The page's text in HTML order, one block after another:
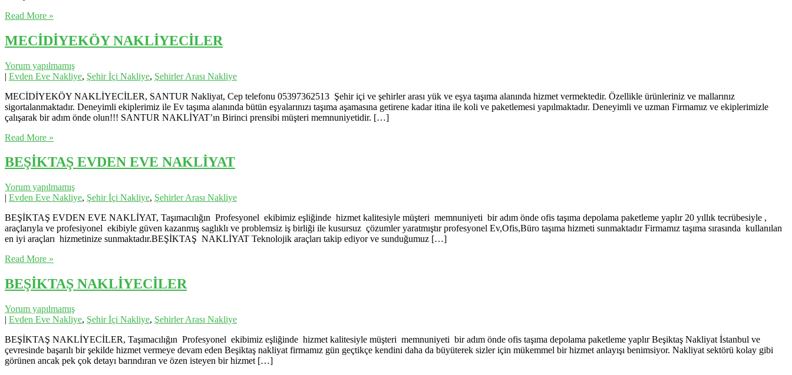
Read More »
MECİDİYEKÖY NAKLİYECİLER
Yorum yapılmamış
| Evden Eve Nakliye, Şehir İçi Nakliye, Şehirler Arası Nakliye
MECİDİYEKÖY NAKLİYECİLER, SANTUR Nakliyat, Cep telefonu 05397362513 Şehir içi ve şehirler arası yük ve eşya taşıma alanında hizmet vermektedir. Özellikle ürünleriniz ve mallarınız
sigortalanmaktadır. Deneyimli ekiplerimiz ile Ev taşıma alanında bütün eşyalarınızı taşıma aşamasına getirene kadar itina ile koli ve paketlemesi yapılmaktadır. Deneyimli ve uzman Firmamız ve ekiplerimizle
çalışarak bir adım önde olun!!! SANTUR NAKLİYAT’ın Birinci prensibi müşteri memnuniyetidir. […]
Read More »
BEŞİKTAŞ EVDEN EVE NAKLİYAT
Yorum yapılmamış
| Evden Eve Nakliye, Şehir İçi Nakliye, Şehirler Arası Nakliye
BEŞİKTAŞ EVDEN EVE NAKLİYAT, Taşımacılığın Profesyonel ekibimiz eşliğinde hizmet kalitesiyle müşteri memnuniyeti bir adım önde ofis taşıma depolama paketleme yaplır 20 yıllık tecrübesiyle ,
araçlarıyla ve profesiyonel ekibiyle güven kazanmış saglıklı ve problemsiz iş birliği ile kusursuz çözumler yaratmıştır profesyonel Ev,Ofis,Büro taşıma hizmeti sunmaktadır Firmamız taşıma sırasında kullanılan
en iyi araçları hizmetinize sunmaktadır.BEŞİKTAŞ NAKLİYAT Teknolojik araçları takip ediyor ve sunduğumuz […]
Read More »
BEŞİKTAŞ NAKLİYECİLER
Yorum yapılmamış
| Evden Eve Nakliye, Şehir İçi Nakliye, Şehirler Arası Nakliye
BEŞİKTAŞ NAKLİYECİLER, Taşımacılığın Profesyonel ekibimiz eşliğinde hizmet kalitesiyle müşteri memnuniyeti bir adım önde ofis taşıma depolama paketleme yaplır Beşiktaş Nakliyat İstanbul ve
çevresinde başarılı bir şekilde hizmet vermeye devam eden Beşiktaş nakliyat firmamız gün geçtikçe kendini daha da büyüterek sizler için mükemmel bir hizmet anlayışı benimsiyor. Nakliyat sektörü kolay gibi
görünen ancak pek çok detayı barındıran ve özen isteyen bir hizmet […]